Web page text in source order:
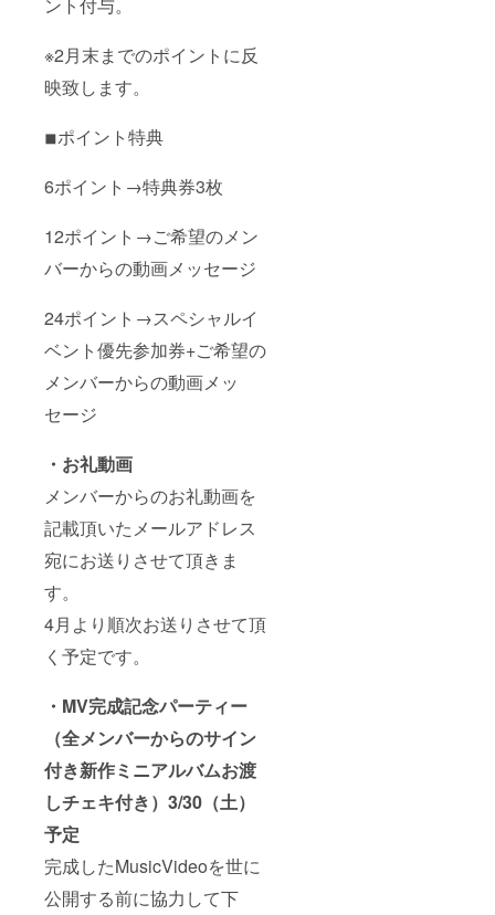
※2月末までのポイントに反
映致します。
◾︎ポイント特典
6ポイント→特典券3枚
12ポイント→ご希望のメン
バーからの動画メッセージ
24ポイント→スペシャルイ
ベント優先参加券+ご希望の
メンバーからの動画メッ
セージ
・お礼動画
メンバーからのお礼動画を
記載頂いたメールアドレス
宛にお送りさせて頂きま
す。
4月より順次お送りさせて頂
く予定です。
・MV完成記念パーティー
（全メンバーからのサイン
付き新作ミニアルバムお渡
しチェキ付き）3/30（土）
予定
完成したMusicVideoを世に
公開する前に協力して下